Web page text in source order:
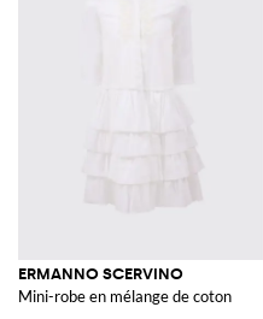
ERMANNO SCERVINO
Mini-robe en mélange de coton